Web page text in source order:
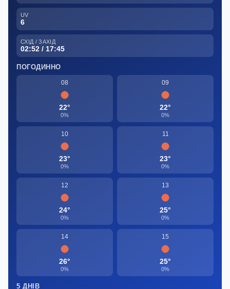
UV
6
СХІД / ЗАХІД
02:52 / 17:45
ПОГОДИННО
08
22°
0%
09
22°
0%
10
23°
0%
11
23°
0%
12
24°
0%
13
25°
0%
14
26°
0%
15
25°
0%
5 ДНІВ